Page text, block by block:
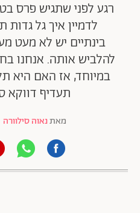
רגע לפני שתגיש פרס
לדמיין איך גל
בינתיים יש לא מעט
במיוחד, אז האם היא
תעדיף דווקא
מאתנאוה סילוורה